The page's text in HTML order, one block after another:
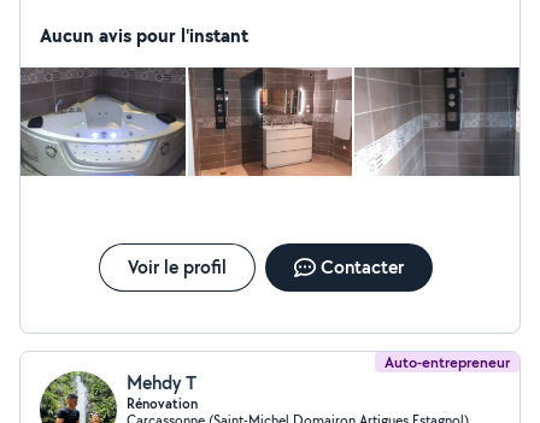
petit travaux, montage de meuble , livraison déménage,
Aucun avis pour l'instant
Voir le profil Contacter
Auto-entrepreneur
Mehdy T
Rénovation